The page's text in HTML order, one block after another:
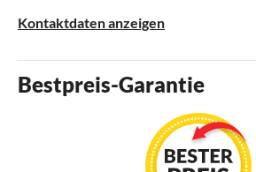
Kontaktdaten anzeigen
Bestpreis-Garantie